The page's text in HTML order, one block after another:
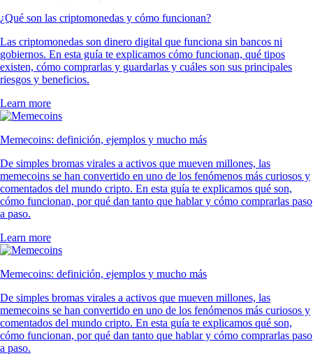
¿Qué son las criptomonedas y cómo funcionan?
Las criptomonedas son dinero digital que funciona sin bancos ni
gobiernos. En esta guía te explicamos cómo funcionan, qué tipos
existen, cómo comprarlas y guardarlas y cuáles son sus principales
riesgos y beneficios.
Learn more
Memecoins: definición, ejemplos y mucho más
De simples bromas virales a activos que mueven millones, las
memecoins se han convertido en uno de los fenómenos más curiosos y
comentados del mundo cripto. En esta guía te explicamos qué son,
cómo funcionan, por qué dan tanto que hablar y cómo comprarlas paso
a paso.
Learn more
Memecoins: definición, ejemplos y mucho más
De simples bromas virales a activos que mueven millones, las
memecoins se han convertido en uno de los fenómenos más curiosos y
comentados del mundo cripto. En esta guía te explicamos qué son,
cómo funcionan, por qué dan tanto que hablar y cómo comprarlas paso
a paso.